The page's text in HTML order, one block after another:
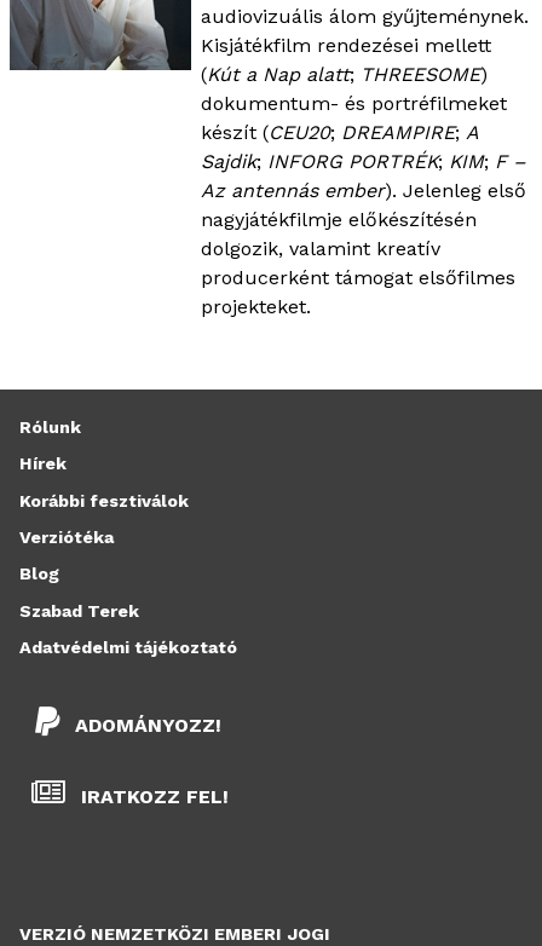
audiovizuális álom gyűjteménynek.
Kisjátékfilm rendezései mellett
(Kút a Nap alatt; THREESOME)
dokumentum- és portréfilmeket
készít (CEU20; DREAMPIRE; A
Sajdik; INFORG PORTRÉK; KIM; F –
Az antennás ember). Jelenleg első
nagyjátékfilmje előkészítésén
dolgozik, valamint kreatív
producerként támogat elsőfilmes
projekteket.
VERZIÓ NEMZETKÖZI EMBERI JOGI
ADOMÁNYOZZ!
IRATKOZZ FEL!
Rólunk
Hírek
Korábbi fesztiválok
Verziótéka
Blog
Szabad Terek
Adatvédelmi tájékoztató